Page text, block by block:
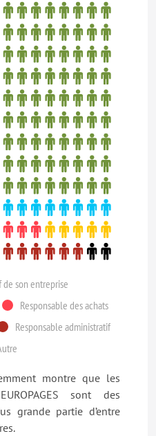
son entreprise
Responsable des achats
Responsable administratif
montre que les
sont des
grande partie d’entre